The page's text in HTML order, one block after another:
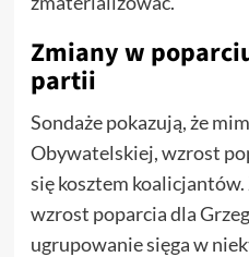
Zmiany w
partii
Sondaże pokazują, że
Obywatelskiej, wzrost
się kosztem
wzrost poparcia dla
ugrupowanie sięga w